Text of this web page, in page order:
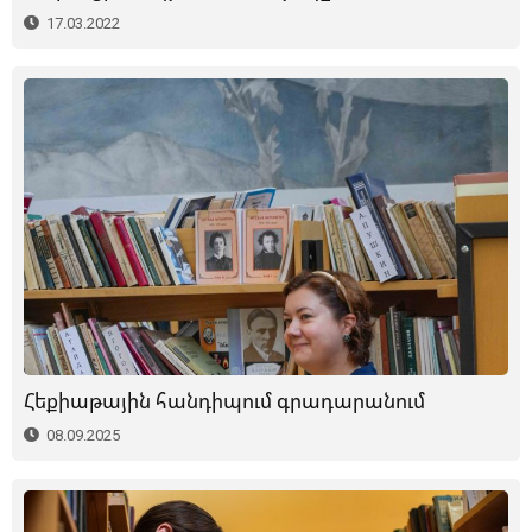
17.03.2022
Հեքիաթային հանդիպում գրադարանում
08.09.2025